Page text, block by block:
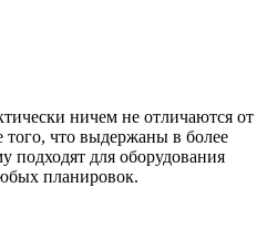
ничем не отличаются от
того, что выдержаны в более
подходят для оборудования
планировок.